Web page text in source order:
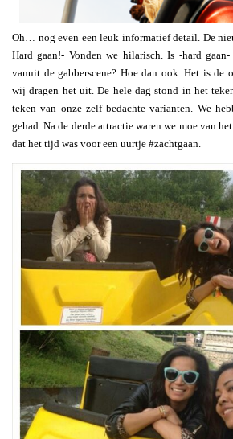
Oh… nog even een leuk informatief detail. De
Hard gaan!- Vonden we hilarisch. Is -hard
vanuit de gabberscene? Hoe dan ook. Het is de
wij dragen het uit. De hele dag stond in het
teken van onze zelf bedachte varianten. We
gehad. Na de derde attractie waren we moe van
dat het tijd was voor een uurtje #zachtgaan.